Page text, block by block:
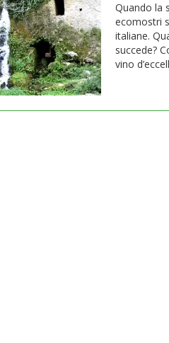
Quando la
ecomostri
italiane.
succede?
vino